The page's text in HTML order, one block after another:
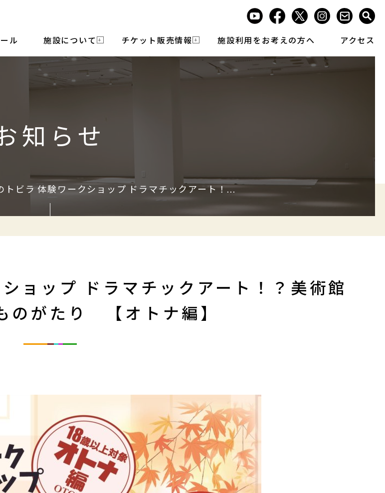
ル 施設について チケット販売情報 施設利用をお考えの方へ アクセス
知らせ
トビラ 体験ワークショップ ドラマチックアート！...
ョップ ドラマチックアート！？美術館
のがたり 【オトナ編】